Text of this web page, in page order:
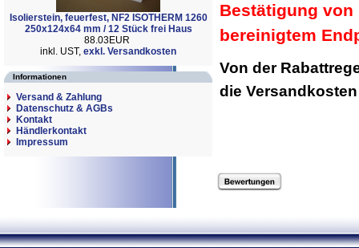
Isolierstein, feuerfest, NF2 ISOTHERM 1260
250x124x64 mm / 12 Stück frei Haus
88.03EUR
inkl. UST, exkl. Versandkosten
Informationen
Versand & Zahlung
Datenschutz & AGBs
Kontakt
Händlerkontakt
Impressum
Bestätigung von
bereinigtem
Von der
die